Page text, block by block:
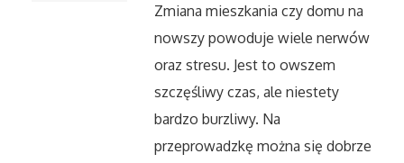
Kosmetyki
Leczenie
Salony Kosmetyczne
Zmiana mieszkania czy domu na
nowszy powoduje wiele nerwów
oraz stresu. Jest to owszem
szczęśliwy czas, ale niestety
bardzo burzliwy. Na
przeprowadzkę można się dobrze